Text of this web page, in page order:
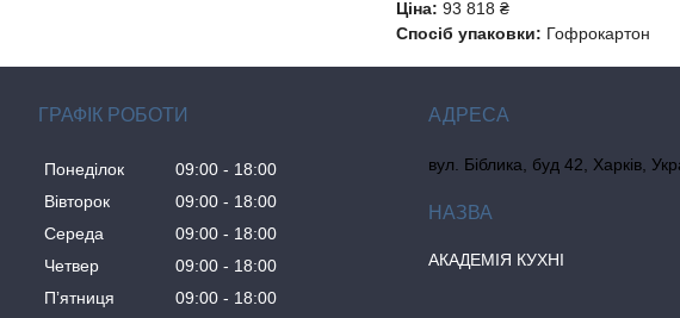
Ціна: 93 818 ₴
Спосіб упаковки: Гофрокартон
ГРАФІК РОБОТИ
Понеділок 09:00
18:00
Вівторок
09:00
18:00
Середа
09:00
18:00
Четвер
09:00
18:00
Пʼятниця
09:00
18:00
вул. Біблика, буд 42, Харків,
АКАДЕМІЯ КУХНІ